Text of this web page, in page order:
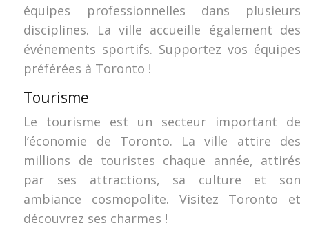
équipes professionnelles dans plusieurs
disciplines. La ville accueille également des
événements sportifs. Supportez vos équipes
préférées à Toronto !
Tourisme
Le tourisme est un secteur important de
l’économie de Toronto. La ville attire des
millions de touristes chaque année, attirés
par ses attractions, sa culture et son
ambiance cosmopolite. Visitez Toronto et
découvrez ses charmes !